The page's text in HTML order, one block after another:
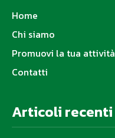
Home
Chi siamo
Promuovi la tua attività
Contatti
Articoli recenti